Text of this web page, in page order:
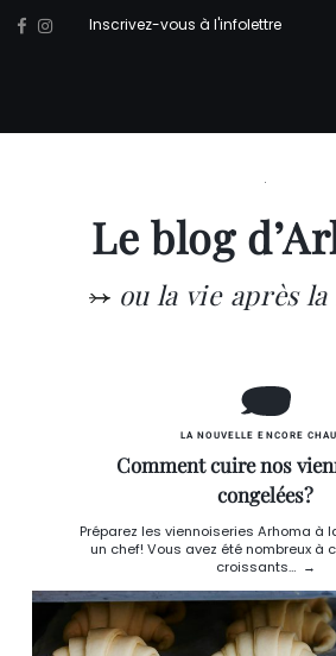
Inscrivez-vous à l'infolettre
Le blog
ou la vie après
LA NOUVELLE ENCORE
Comment cuire nos
congelées?
Préparez les viennoiseries Arhoma à
un chef! Vous avez été nombreux à
croissants…